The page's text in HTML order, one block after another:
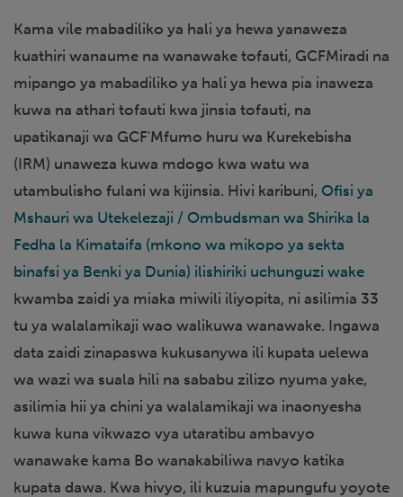
Kama vile mabadiliko ya hali ya hewa yanaweza
kuathiri wanaume na wanawake tofauti, GCFMiradi na
mipango ya mabadiliko ya hali ya hewa pia inaweza
kuwa na athari tofauti kwa jinsia tofauti, na
upatikanaji wa GCF'Mfumo huru wa Kurekebisha
(IRM) unaweza kuwa mdogo kwa watu wa
utambulisho fulani wa kijinsia. Hivi karibuni, Ofisi ya
Mshauri wa Utekelezaji / Ombudsman wa Shirika la
Fedha la Kimataifa (mkono wa mikopo ya sekta
binafsi ya Benki ya Dunia) ilishiriki uchunguzi wake
kwamba zaidi ya miaka miwili iliyopita, ni asilimia 33
tu ya walalamikaji wao walikuwa wanawake. Ingawa
data zaidi zinapaswa kukusanywa ili kupata uelewa
wa wazi wa suala hili na sababu zilizo nyuma yake,
asilimia hii ya chini ya walalamikaji wa inaonyesha
kuwa kuna vikwazo vya utaratibu ambavyo
wanawake kama Bo wanakabiliwa navyo katika
kupata dawa. Kwa hivyo, ili kuzuia mapungufu yoyote